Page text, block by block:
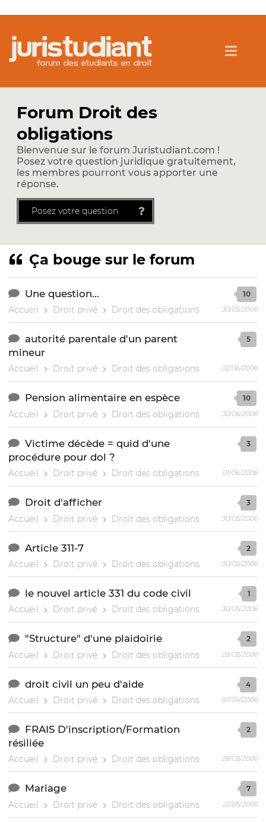
Forum Droit des
obligations
Bienvenue sur le forum Juristudiant.com !
Posez votre question juridique gratuitement,
les membres pourront vous apporter une
réponse.
Posez votre question
Ça bouge sur le forum
Une question...
Accueil Droit privé Droit des obligations
10
30/05/2006
autorité parentale d'un parent
mineur
Accueil Droit privé Droit des obligations
5
02/06/2006
Pension alimentaire en espèce
Accueil Droit privé Droit des obligations
10
30/05/2006
Victime décède = quid d'une
procédure pour dol ?
Accueil Droit privé Droit des obligations
3
01/06/2006
Droit d'afficher
Accueil Droit privé Droit des obligations
3
30/05/2006
Article 311-7
Accueil Droit privé Droit des obligations
2
30/05/2006
le nouvel article 331 du code civil
Accueil Droit privé Droit des obligations
1
30/05/2006
"Structure" d'une plaidoirie
Accueil Droit privé Droit des obligations
2
29/05/2006
droit civil un peu d'aide
Accueil Droit privé Droit des obligations
4
30/04/2006
FRAIS D'inscription/Formation
résiliée
Accueil Droit privé Droit des obligations
2
28/05/2006
Mariage
Accueil Droit privé Droit des obligations
7
22/05/2006